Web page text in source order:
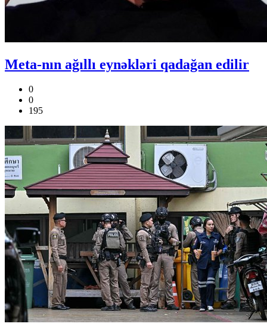
Meta-nın ağıllı eynəkləri qadağan edilir
0
0
195